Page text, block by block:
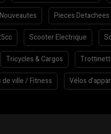
Nouveautes Pieces Detachees
Scooter Electrique
Tricycles & Cargos
de ville / Fitness Vélos